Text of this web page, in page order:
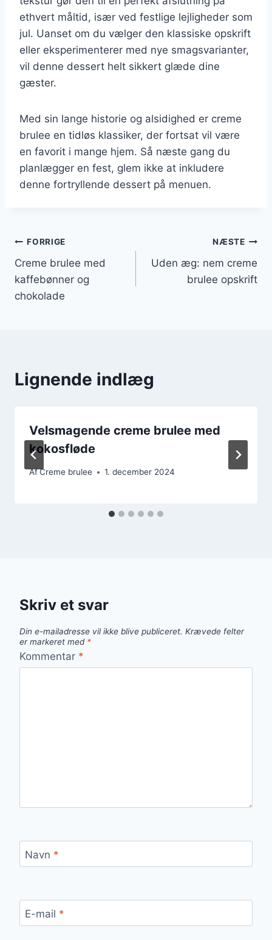
ethvert måltid, især ved festlige lejligheder som
jul. Uanset om du vælger den klassiske opskrift
eller eksperimenterer med nye smagsvarianter,
vil denne dessert helt sikkert glæde dine
gæster.
Med sin lange historie og alsidighed er creme
brulee en tidløs klassiker, der fortsat vil være
en favorit i mange hjem. Så næste gang du
planlægger en fest, glem ikke at inkludere
denne fortryllende dessert på menuen.
Indlægsnavigation
FORRIGE
Creme brulee med
kaffebønner og
chokolade
NÆSTE
Uden æg: nem creme
brulee opskrift
Lignende indlæg
Velsmagende creme brulee med
kokosfløde
AfCreme brulee 1. december 2024
Skriv et svar
Din e-mailadresse vil ikke blive publiceret. Krævede felter
er markeret med *
Kommentar *
Navn *
E-mail *